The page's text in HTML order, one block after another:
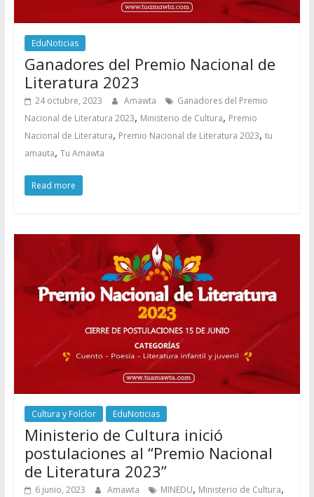
EduNoticias
Ganadores del Premio Nacional de
Literatura 2023
24 octubre, 2023 Amawta
Ganadores del Premio
Nacional de Literatura 2023, Ministerio de Cultura, Premio
Nacional de Literatura, Premio Nacional de Literatura 2023, tu
amauta, Tu Amawta
Read more
Cultura y Folclor EduNoticias
Ministerio de Cultura inició
postulaciones al “Premio Nacional
de Literatura 2023”
6 junio, 2023 Amawta MINEDU, Ministerio de Cultura,